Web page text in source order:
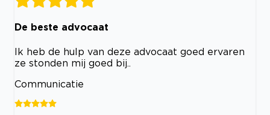
De beste advocaat
Ik heb de hulp van deze advocaat goed ervaren
ze stonden mij goed bij..
Communicatie